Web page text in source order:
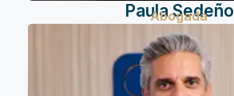
Paula Sedeño
Abogada